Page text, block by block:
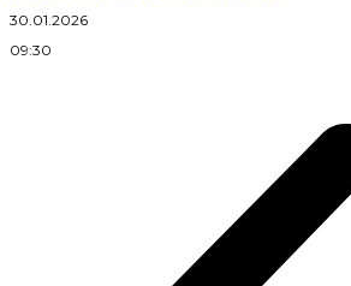
30.01.2026
09:30